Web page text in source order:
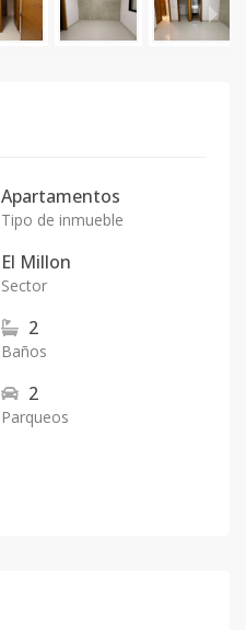
Apartamentos
Tipo de inmueble
El Millon
Sector
2
Baños
2
Parqueos